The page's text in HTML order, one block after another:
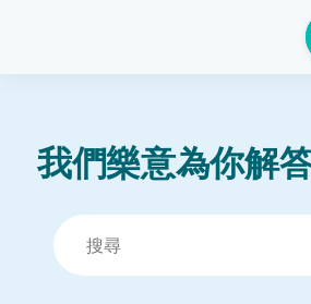
家居保險
我們樂意為你解